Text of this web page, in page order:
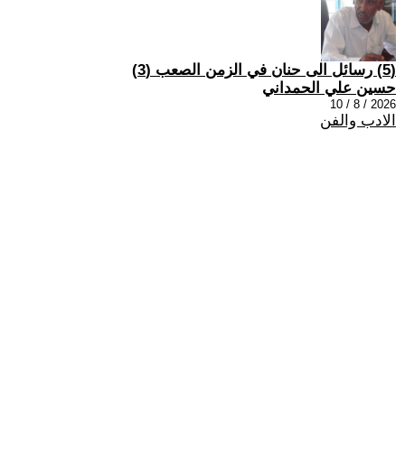
(5) رسائل الى حنان في الزمن الصعب (3)
حسين علي الحمداني
2026 / 8 / 10
الادب والفن